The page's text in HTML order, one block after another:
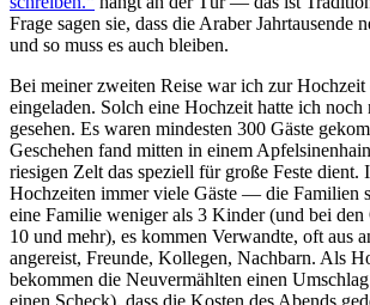
Frage sagen sie, dass die Araber Jahrtausende
und so muss es auch bleiben.
Bei meiner zweiten Reise war ich zur Hochzeit
eingeladen. Solch eine Hochzeit hatte ich noch
gesehen. Es waren mindesten 300 Gäste
Geschehen fand mitten in einem
riesigen Zelt das speziell für große Feste dient.
Hochzeiten immer viele Gäste — die Familien
eine Familie weniger als 3 Kinder (und bei
10 und mehr), es kommen Verwandte, oft aus
angereist, Freunde, Kollegen, Nachbarn. Als
bekommen die Neuvermählten einen